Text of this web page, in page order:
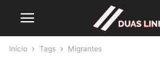
Início Tags Migrantes